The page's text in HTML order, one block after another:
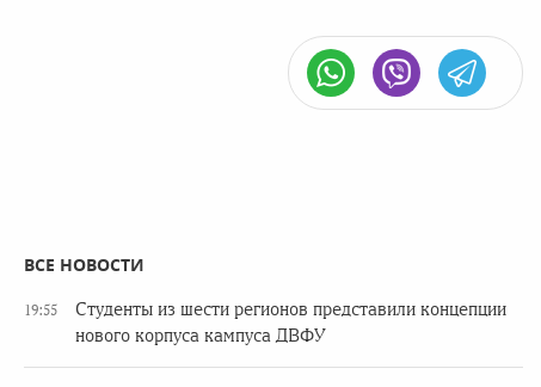
ВСЕ НОВОСТИ
19:55
Студенты из шести регионов представили концепции
нового корпуса кампуса ДВФУ